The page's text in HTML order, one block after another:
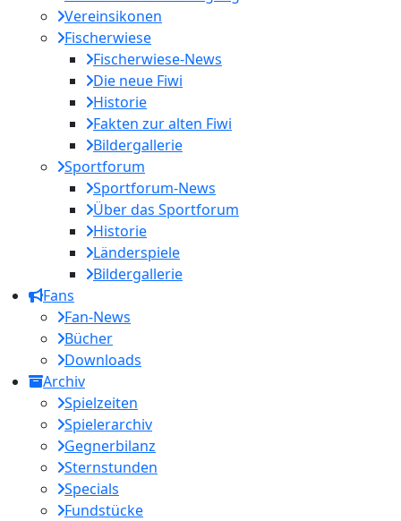
Vereinsikonen
Fischerwiese
Fischerwiese-News
Die neue Fiwi
Historie
Fakten zur alten Fiwi
Bildergallerie
Sportforum
Sportforum-News
Über das Sportforum
Historie
Länderspiele
Bildergallerie
Fans
Fan-News
Bücher
Downloads
Archiv
Spielzeiten
Spielerarchiv
Gegnerbilanz
Sternstunden
Specials
Fundstücke